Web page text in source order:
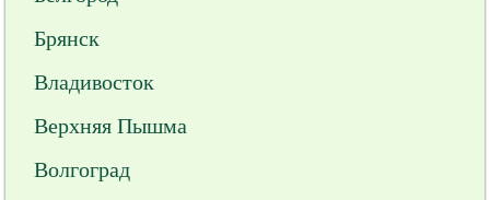
Брянск
Владивосток
Верхняя Пышма
Волгоград